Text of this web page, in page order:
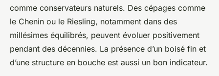
comme conservateurs naturels. Des cépages comme
le Chenin ou le Riesling, notamment dans des
millésimes équilibrés, peuvent évoluer positivement
pendant des décennies. La présence d’un boisé fin et
d’une structure en bouche est aussi un bon indicateur.